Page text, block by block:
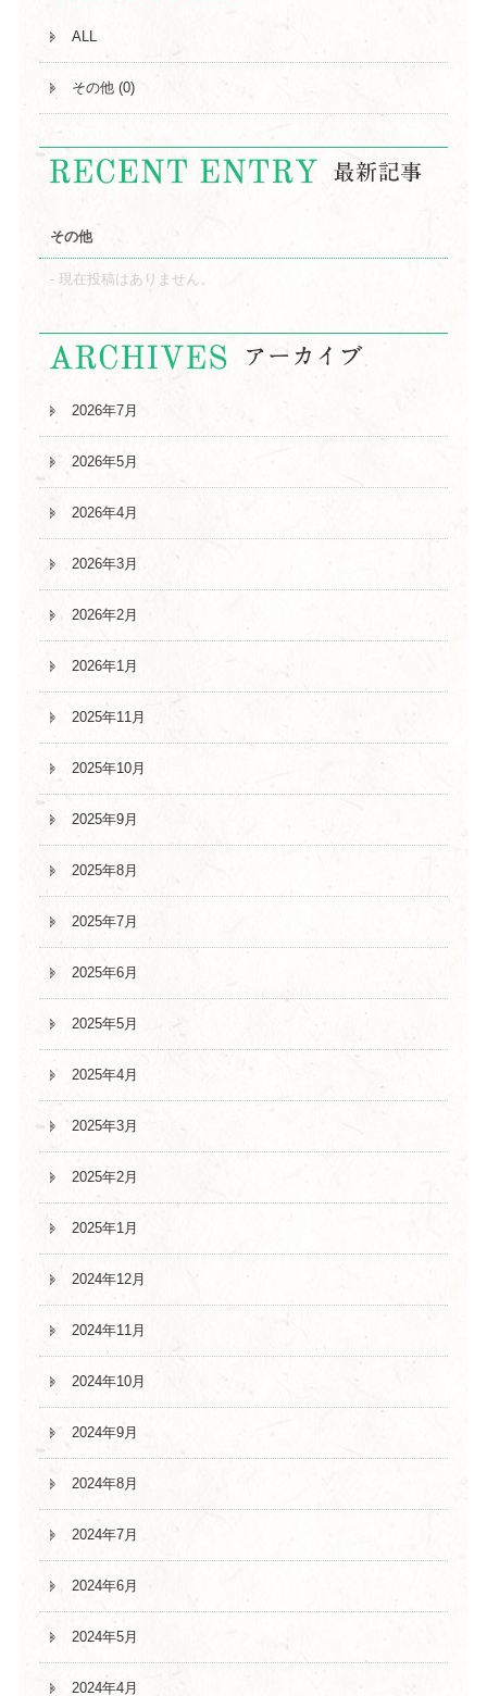
ALL
その他 (0)
その他
現在投稿はありません。
2026年7月
2026年5月
2026年4月
2026年3月
2026年2月
2026年1月
2025年11月
2025年10月
2025年9月
2025年8月
2025年7月
2025年6月
2025年5月
2025年4月
2025年3月
2025年2月
2025年1月
2024年12月
2024年11月
2024年10月
2024年9月
2024年8月
2024年7月
2024年6月
2024年5月
2024年4月